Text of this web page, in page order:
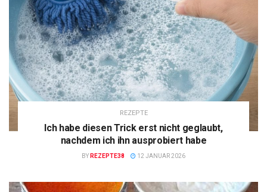
REZEPTE
Ich habe diesen Trick erst nicht geglaubt,
nachdem ich ihn ausprobiert habe
BY REZEPTE38 12 JANUAR 2026